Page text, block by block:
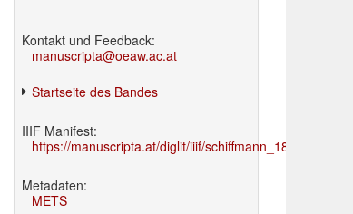
Kontakt und Feedback:
manuscripta@oeaw.ac.at
Startseite des Bandes
IIIF Manifest:
https://manuscripta.at/diglit/iiif/schiffmann_1895/
Metadaten:
METS